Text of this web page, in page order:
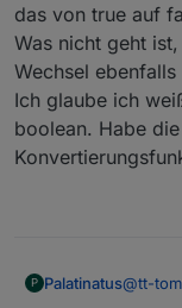
das von true auf
Was nicht geht
Wechsel
Ich glaube ich
boolean. Habe
P Palatinatus@tt-tom